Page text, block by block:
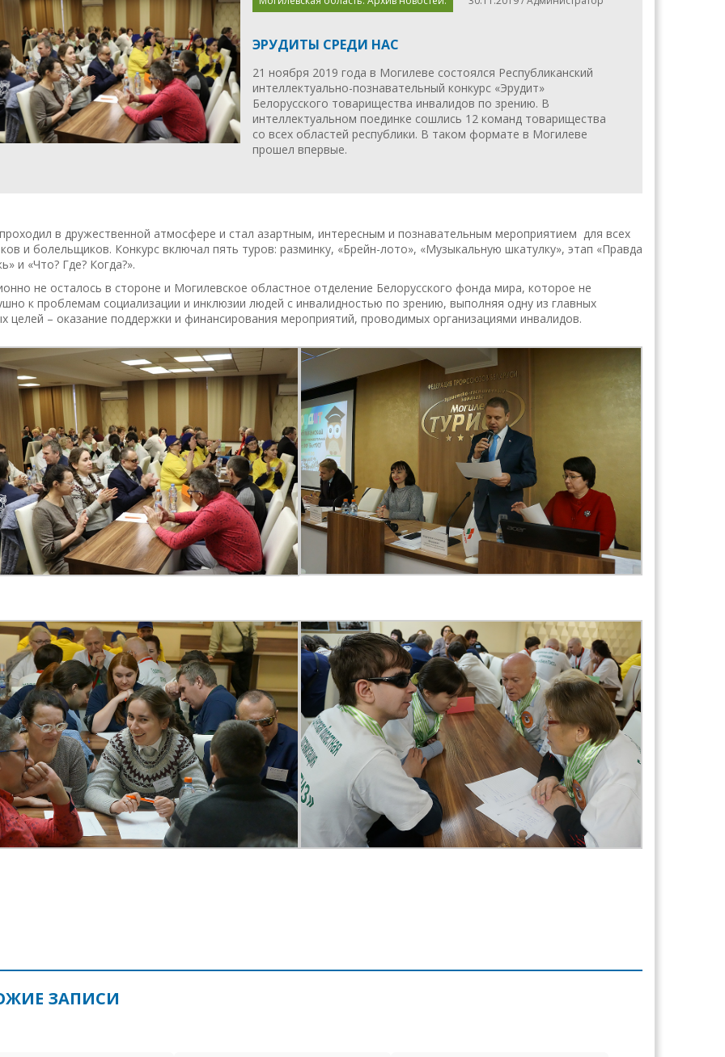
ЭРУДИТЫ СРЕДИ НАС
21 ноября 2019 года в Могилеве состоялся Республиканский
интеллектуально-познавательный конкурс «Эрудит»
Белорусского товарищества инвалидов по зрению. В
интеллектуальном поединке сошлись 12 команд товарищества
со всех областей республики. В таком формате в Могилеве
прошел впервые.
в дружественной атмосфере и стал азартным, интересным и познавательным мероприятием для всех
и болельщиков. Конкурс включал пять туров: разминку, «Брейн-лото», «Музыкальную шкатулку», этап «Правда
и «Что? Где? Когда?».
не осталось в стороне и Могилевское областное отделение Белорусского фонда мира, которое не
к проблемам социализации и инклюзии людей с инвалидностью по зрению, выполняя одну из главных
целей – оказание поддержки и финансирования мероприятий, проводимых организациями инвалидов.
ЗАПИСИ